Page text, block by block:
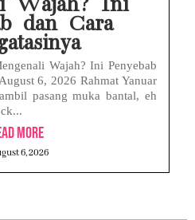
Wajah? Ini
dan Cara
Wajah? Ini Penyebab
6, 2026 Rahmat Yanuar
pasang muka bantal, eh
More
6, 2026